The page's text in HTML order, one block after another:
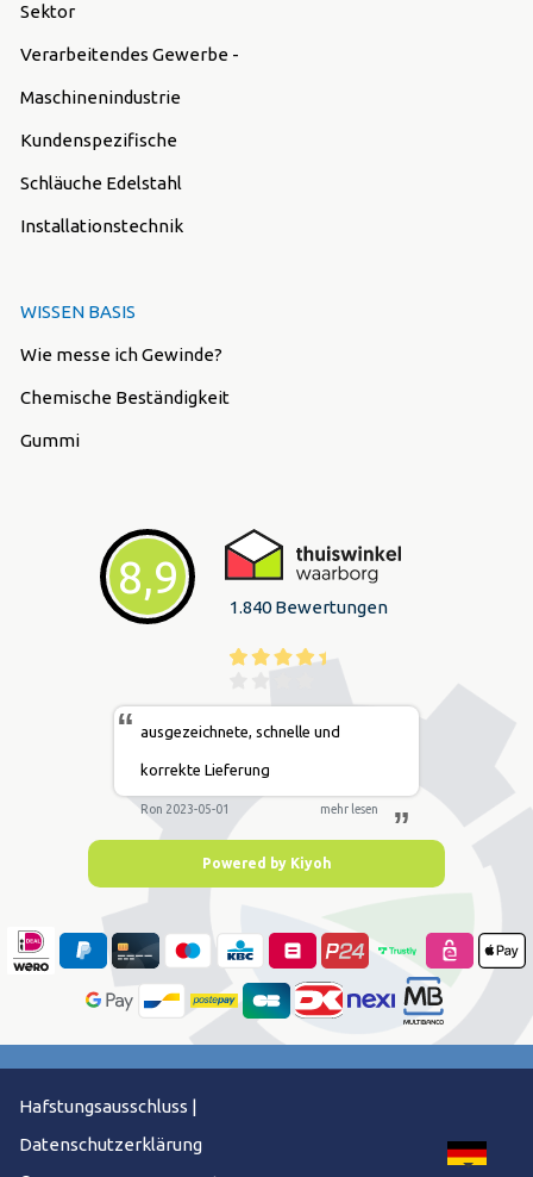
Sektor
Verarbeitendes Gewerbe -
Maschinenindustrie
Kundenspezifische
Schläuche Edelstahl
Installationstechnik
WISSEN BASIS
Wie messe ich Gewinde?
Chemische Beständigkeit
Gummi
8,9
1.840 Bewertungen
“ ausgezeichnete, schnelle und
korrekte Lieferung
Ron 2023-05-01 mehr lesen ”
Powered by Kiyoh
Hafstungsausschluss |
Datenschutzerklärung